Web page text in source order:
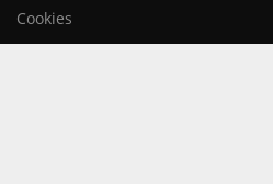
Cookies